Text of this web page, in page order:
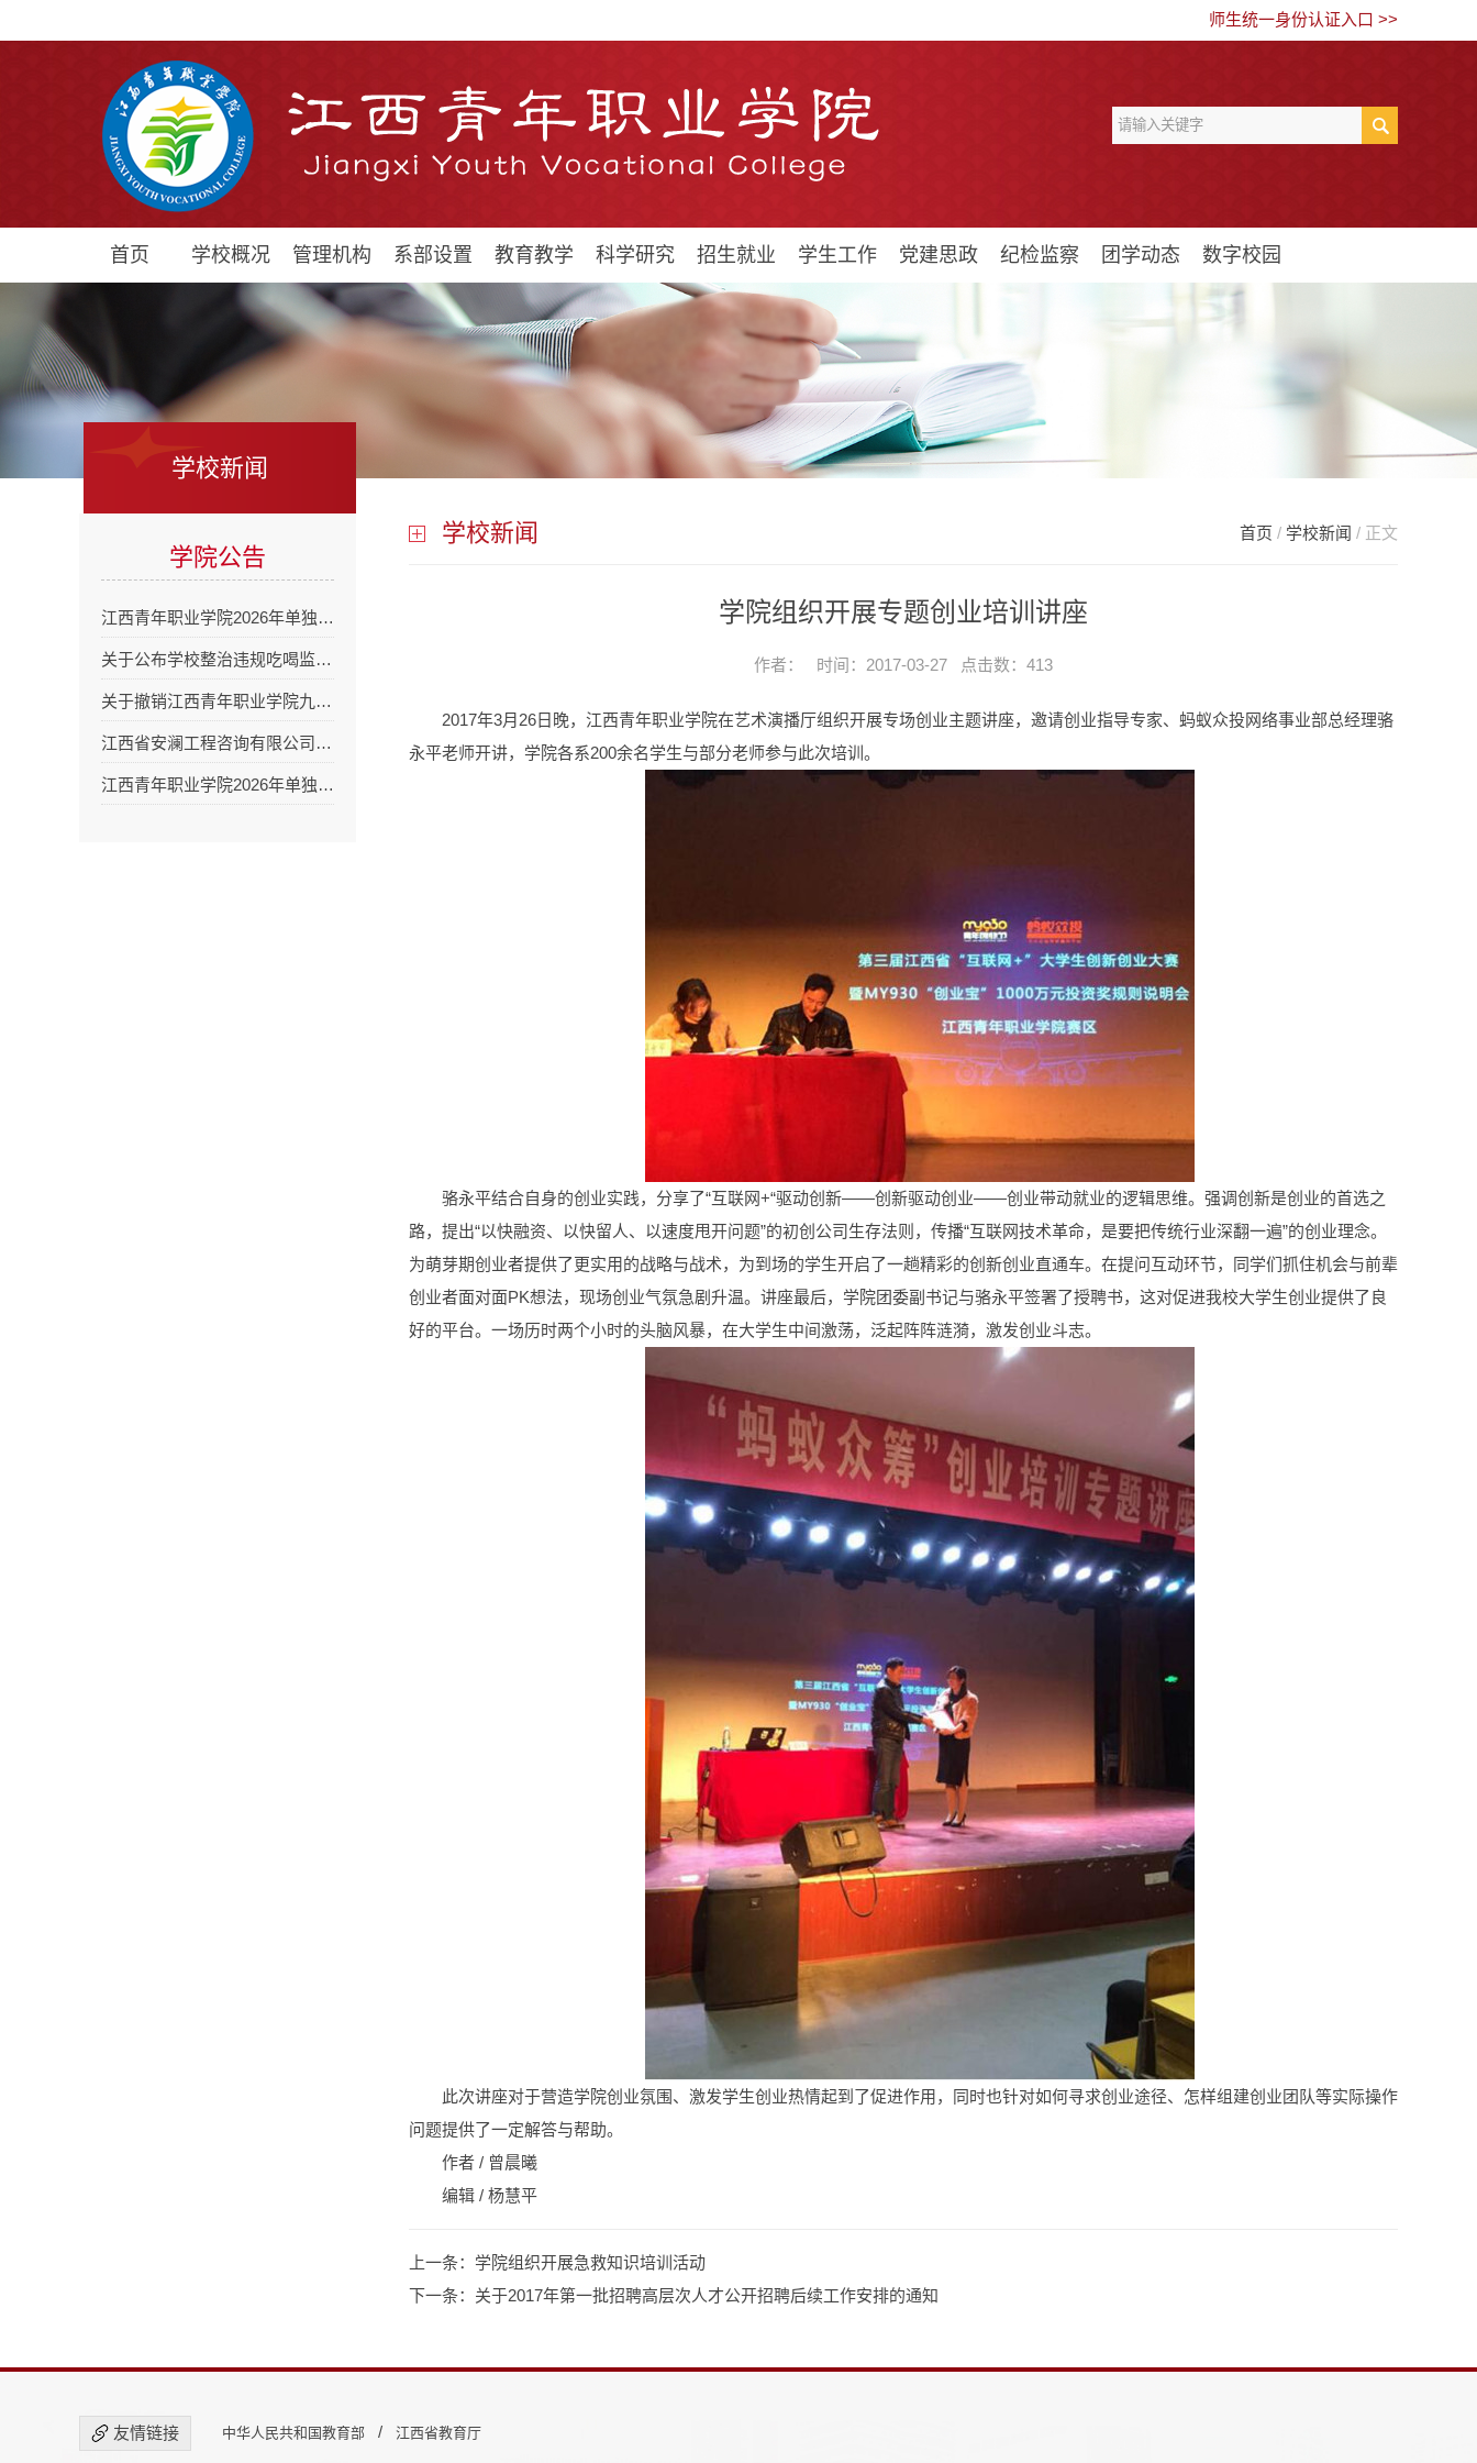
师生统一身份认证入口 >>
首页 学校概况 管理机构 系部设置 教育教学 科学研究 招生就业 学生工作 党建思政 纪检监察 团学动态 数字校园
学校新闻
学院公告
江西青年职业学院2026年单独…
关于公布学校整治违规吃喝监…
关于撤销江西青年职业学院九…
江西省安澜工程咨询有限公司…
江西青年职业学院2026年单独…
学校新闻 首页 / 学校新闻 / 正文
学院组织开展专题创业培训讲座
作者： 时间：2017-03-27 点击数： 413
2017年3月26日晚，江西青年职业学院在艺术演播厅组织开展专场创业主题讲座，邀请创业指导专家、蚂蚁众投网络事业部总经理骆
永平老师开讲，学院各系200余名学生与部分老师参与此次培训。
骆永平结合自身的创业实践，分享了“互联网+“驱动创新——创新驱动创业——创业带动就业的逻辑思维。强调创新是创业的首选之
路，提出“以快融资、以快留人、以速度甩开问题”的初创公司生存法则，传播“互联网技术革命，是要把传统行业深翻一遍”的创业理念。
为萌芽期创业者提供了更实用的战略与战术，为到场的学生开启了一趟精彩的创新创业直通车。在提问互动环节，同学们抓住机会与前辈
创业者面对面PK想法，现场创业气氛急剧升温。讲座最后，学院团委副书记与骆永平签署了授聘书，这对促进我校大学生创业提供了良
好的平台。一场历时两个小时的头脑风暴，在大学生中间激荡，泛起阵阵涟漪，激发创业斗志。
此次讲座对于营造学院创业氛围、激发学生创业热情起到了促进作用，同时也针对如何寻求创业途径、怎样组建创业团队等实际操作
问题提供了一定解答与帮助。
作者 / 曾晨曦
编辑 / 杨慧平
上一条： 学院组织开展急救知识培训活动
下一条： 关于2017年第一批招聘高层次人才公开招聘后续工作安排的通知
友情链接 中华人民共和国教育部 / 江西省教育厅